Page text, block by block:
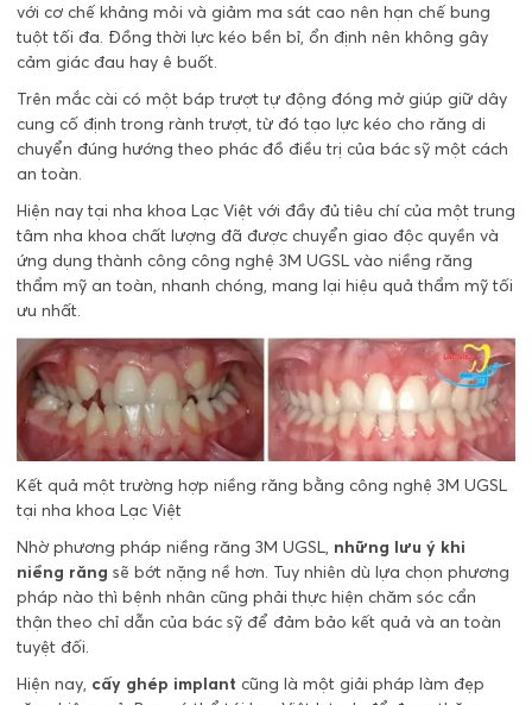
với cơ chế khảng mỏi và giảm ma sát cao nên hạn chế bung
tuột tối đa. Đồng thời lực kéo bền bỉ, ổn định nên không gây
cảm giác đau hay ê buốt.
Trên mắc cài có một báp trượt tự động đóng mở giúp giữ dây
cung cố định trong rành trượt, từ đó tạo lực kéo cho răng di
chuyển đúng hướng theo phác đồ điều trị của bác sỹ một cách
an toàn.
Hiện nay tại nha khoa Lạc Việt với đầy đủ tiêu chí của một trung
tâm nha khoa chất lượng đã được chuyển giao độc quyền và
ứng dụng thành công công nghệ 3M UGSL vào niềng răng
thẩm mỹ an toàn, nhanh chóng, mang lại hiệu quả thẩm mỹ tối
ưu nhất.
Kết quả một trường hợp niềng răng bằng công nghệ 3M UGSL
tại nha khoa Lạc Việt
Nhờ phương pháp niềng răng 3M UGSL, những lưu ý khi
niềng răng sẽ bớt nặng nề hơn. Tuy nhiên dù lựa chọn phương
pháp nào thì bệnh nhân cũng phải thực hiện chăm sóc cẩn
thận theo chỉ dẫn của bác sỹ để đảm bảo kết quả và an toàn
tuyệt đối.
Hiện nay, cấy ghép implant cũng là một giải pháp làm đẹp